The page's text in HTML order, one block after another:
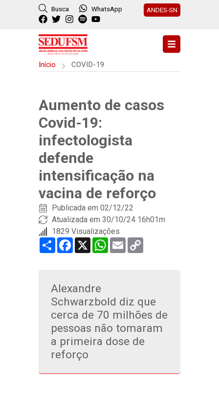
Busca WhatsApp ANDES-SN
Início COVID-19
Aumento de casos
Covid-19:
infectologista
defende
intensificação na
vacina de reforço
Publicada em 02/12/22
Atualizada em 30/10/24 16h01m
1829 Visualizações
Share Facebook
X WhatsApp
Email
Alexandre
Schwarzbold diz que
cerca de 70 milhões de
pessoas não tomaram
a primeira dose de
reforço